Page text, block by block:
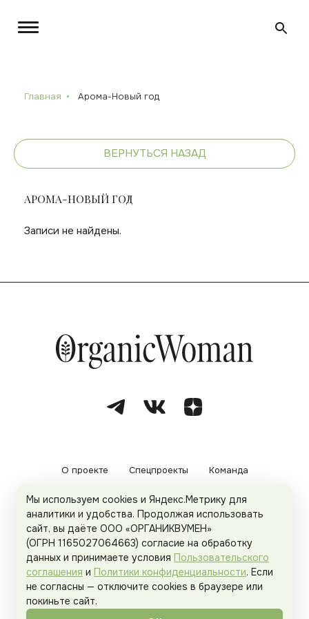
Главная Арома-Новый год
ВЕРНУТЬСЯ НАЗАД
АРОМА-НОВЫЙ ГОД
Записи не найдены.
О проекте Спецпроекты Команда
Рекламодателям Политика конфиденциальности
Пользовательское соглашение
Organicwoman.ru . Все права защищены.
Мы используем cookies и Яндекс.Метрику для
аналитики и удобства. Продолжая использовать
сайт, вы даёте ООО «ОРГАНИКВУМЕН»
(ОГРН 1165027064663) согласие на обработку
данных и принимаете условия Пользовательского
соглашения и Политики конфиденциальности. Если
не согласны — отключите cookies в браузере или
покиньте сайт.